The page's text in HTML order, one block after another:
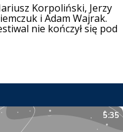
Korpoliński, Jerzy
i Adam Wajrak.
nie kończył się pod